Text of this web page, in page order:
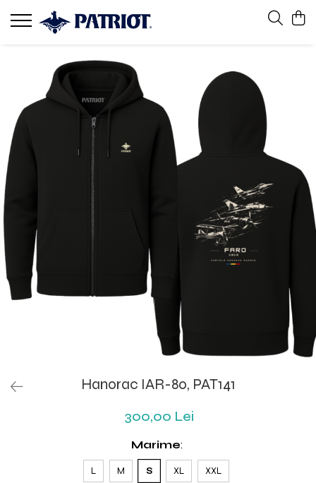
Hanorac IAR-80, PAT141
300,00 Lei
Marime:
L M S XL XXL